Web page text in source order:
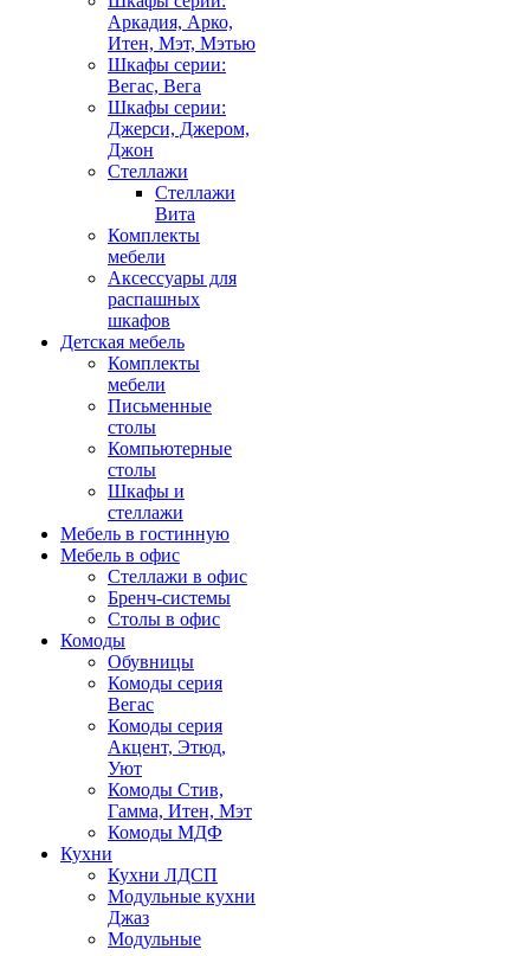
Аркадия, Арко,
Итен, Мэт, Мэтью
Шкафы серии:
Вегас, Вега
Шкафы серии:
Джерси, Джером,
Джон
Стеллажи
Стеллажи
Вита
Комплекты
мебели
Аксессуары для
распашных
шкафов
Детская мебель
Комплекты
мебели
Письменные
столы
Компьютерные
столы
Шкафы и
стеллажи
Мебель в гостинную
Мебель в офис
Стеллажи в офис
Бренч-системы
Столы в офис
Комоды
Обувницы
Комоды серия
Вегас
Комоды серия
Акцент, Этюд,
Уют
Комоды Стив,
Гамма, Итен, Мэт
Комоды МДФ
Кухни
Кухни ЛДСП
Модульные кухни
Джаз
Модульные